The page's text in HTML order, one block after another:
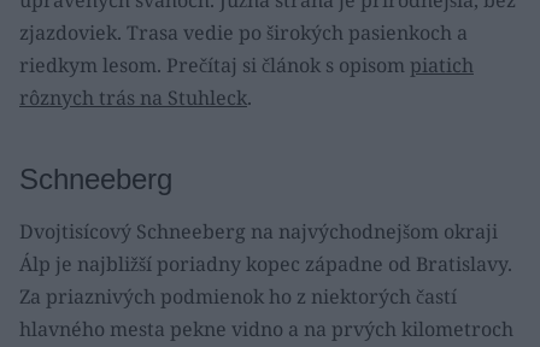
zjazdoviek. Trasa vedie po širokých pasienkoch a
riedkym lesom. Prečítaj si článok s opisom piatich
rôznych trás na Stuhleck.
Schneeberg
Dvojtisícový Schneeberg na najvýchodnejšom okraji
Álp je najbližší poriadny kopec západne od Bratislavy.
Za priaznivých podmienok ho z niektorých častí
hlavného mesta pekne vidno a na prvých kilometroch